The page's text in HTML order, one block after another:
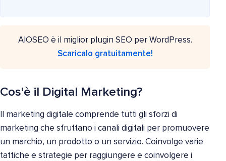
AIOSEO è il miglior plugin SEO per WordPress.
Scaricalo gratuitamente!
Cos'è il Digital Marketing?
Il marketing digitale comprende tutti gli sforzi di
marketing che sfruttano i canali digitali per promuovere
un marchio, un prodotto o un servizio. Coinvolge varie
tattiche e strategie per raggiungere e coinvolgere i